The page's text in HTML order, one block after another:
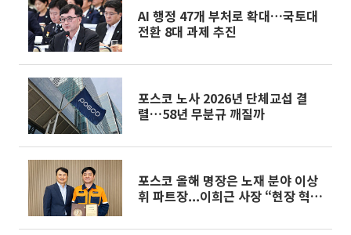
AI 행정 47개 부처로 확대…국토대
전환 8대 과제 추진
포스코 노사 2026년 단체교섭 결
렬…58년 무분규 깨질까
포스코 올해 명장은 노재 분야 이상
휘 파트장...이희근 사장 “현장 혁신